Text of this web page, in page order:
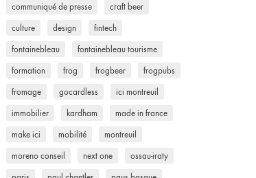
communiqué de presse craft beer
culture design fintech
fontainebleau fontainebleau tourisme
formation frog frogbeer frogpubs
fromage gocardless ici montreuil
immobilier kardham made in france
make ici mobilité montreuil
moreno conseil next one ossau-iraty